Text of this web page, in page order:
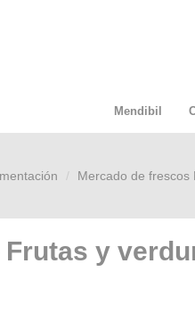
Mendibil
Mercado de frescos
Frutas y